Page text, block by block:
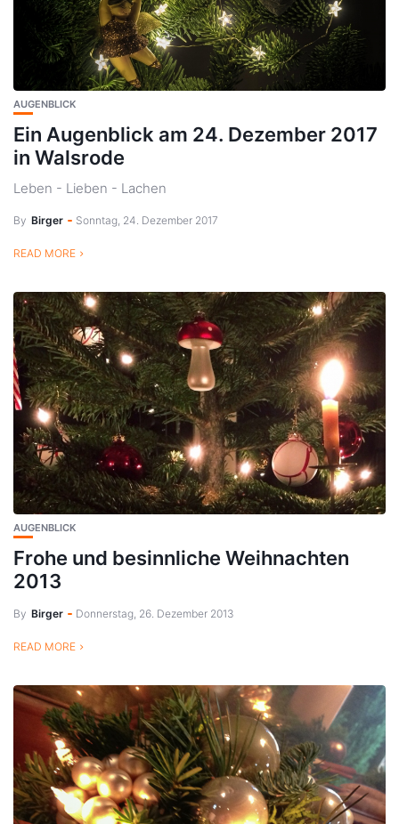
AUGENBLICK
Ein Augenblick am 24. Dezember 2017
in Walsrode
Leben - Lieben - Lachen
By Birger Sonntag, 24. Dezember 2017
READ MORE
AUGENBLICK
Frohe und besinnliche Weihnachten
2013
By Birger Donnerstag, 26. Dezember 2013
READ MORE